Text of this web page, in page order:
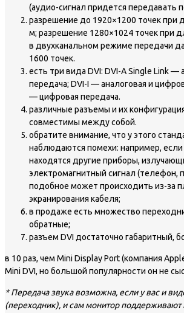
(аудио-сигнал придется передавать
разрешение до 1920×1200 точек при
м; разрешение 1280×1024 точек при
в двухканальном режиме передачи
1600 точек.
есть три вида DVI: DVI-A Single Link —
передача; DVI-I — аналоговая и
— цифровая передача.
различные разъемы и их
совместимы между собой.
обратите внимание, что у этого
наблюдаются помехи: например,
находятся другие приборы,
электромагнитный сигнал (телефон,
подобное может происходить из-за
экранирования кабеля;
в продаже есть множество
обратные;
разъем DVI достаточно габаритный,
в 10 раз, чем Mini Display Port (компания
Mini DVI, но большой популярности он не
* Передача звука возможна, если у вас и
(переходник), и сам монитор поддерживают